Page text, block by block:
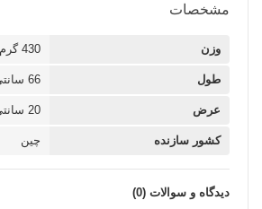
مشخصات
وزن 430 گرم
طول 66 سانتی متر
عرض 20 سانتی متر
کشور سازنده چین
دیدگاه و سوالات (0)